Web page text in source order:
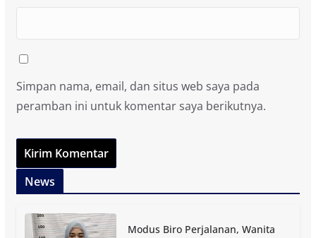
Simpan nama, email, dan situs web saya pada
peramban ini untuk komentar saya berikutnya.
News
Modus Biro Perjalanan, Wanita